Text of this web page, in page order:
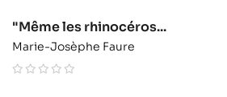
"Même les rhinocéros...
Marie-Josèphe Faure